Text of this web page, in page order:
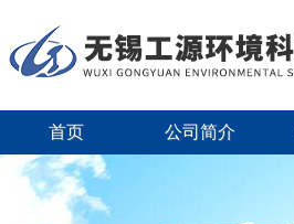
首页 公司简介